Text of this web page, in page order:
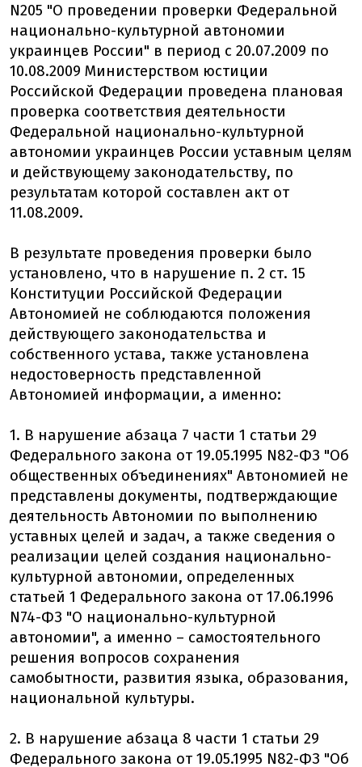
N205 "О проведении проверки Федеральной
национально-культурной автономии
украинцев России" в период с 20.07.2009 по
10.08.2009 Министерством юстиции
Российской Федерации проведена плановая
проверка соответствия деятельности
Федеральной национально-культурной
автономии украинцев России уставным целям
и действующему законодательству, по
результатам которой составлен акт от
11.08.2009.
В результате проведения проверки было
установлено, что в нарушение п. 2 ст. 15
Конституции Российской Федерации
Автономией не соблюдаются положения
действующего законодательства и
собственного устава, также установлена
недостоверность представленной
Автономией информации, а именно:
1. В нарушение абзаца 7 части 1 статьи 29
Федерального закона от 19.05.1995 N82-ФЗ "Об
общественных объединениях" Автономией не
представлены документы, подтверждающие
деятельность Автономии по выполнению
уставных целей и задач, а также сведения о
реализации целей создания национально-
культурной автономии, определенных
статьей 1 Федерального закона от 17.06.1996
N74-ФЗ "О национально-культурной
автономии", а именно – самостоятельного
решения вопросов сохранения
самобытности, развития языка, образования,
национальной культуры.
2. В нарушение абзаца 8 части 1 статьи 29
Федерального закона от 19.05.1995 N82-ФЗ "Об